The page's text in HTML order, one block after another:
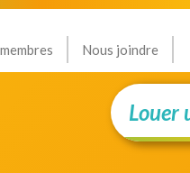
Nous joindre
Louer